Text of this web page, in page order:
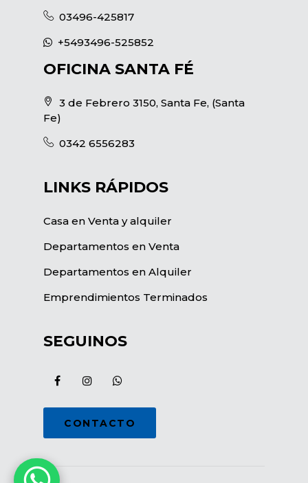
03496-425817
+5493496-525852
OFICINA SANTA FÉ
3 de Febrero 3150, Santa Fe, (Santa
Fe)
0342 6556283
LINKS RÁPIDOS
Casa en Venta y alquiler
Departamentos en Venta
Departamentos en Alquiler
Emprendimientos Terminados
SEGUINOS
CONTACTO